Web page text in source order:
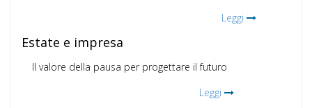
Leggi
Estate e impresa
Il valore della pausa per progettare il futuro
Leggi